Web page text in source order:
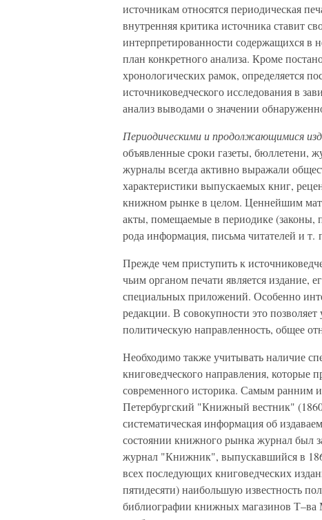
источникам относятся периодическая
внутренняя критика источника ставит
интерпретированности содержащихся в
план конкретного анализа. Кроме
хронологических рамок, определяется
источниковедческого исследования в
анализ выводами о значении
Периодическими и продолжающимися
объявленные сроки газеты, бюллетени,
журналы всегда активно выражали
характеристики выпускаемых книг,
книжном рынке в целом. Ценнейшим
акты, помещаемые в периодике (законы,
рода информация, письма читателей и т.
Прежде чем приступить к
чьим органом печати является издание,
специальных приложений. Особенно
редакции. В совокупности это
политическую направленность, общее
Необходимо также учитывать наличие
книговедческого направления, которые
современного историка. Самым ранним
Петербургский "Книжный вестник"
систематическая информация об
состоянии книжного рынка журнал был
журнал "Книжник", выпускавшийся в
всех последующих книговедческих
пятидесяти) наибольшую известность
библиографии книжных магазинов